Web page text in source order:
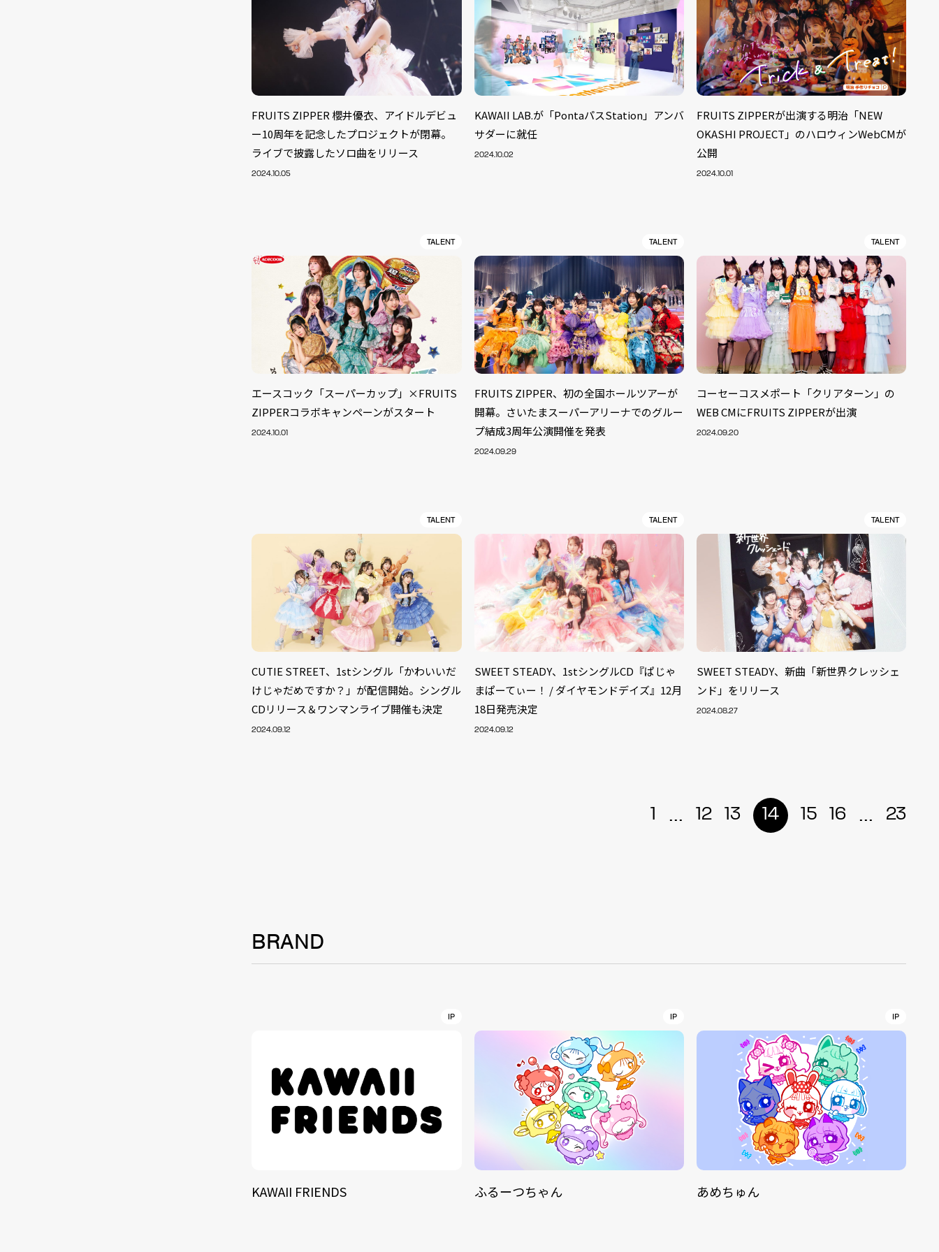
FRUITS ZIPPER 櫻井優衣、アイドルデビュ
ー10周年を記念したプロジェクトが閉幕。
ライブで披露したソロ曲をリリース
2024.10.05
KAWAII LAB.が「PontaパスStation」アンバ
サダーに就任
2024.10.02
FRUITS ZIPPERが出演する明治「NEW
OKASHI PROJECT」のハロウィンWebCMが
公開
2024.10.01
TALENT
エースコック「スーパーカップ」×FRUITS
ZIPPERコラボキャンペーンがスタート
2024.10.01
TALENT
FRUITS ZIPPER、初の全国ホールツアーが
開幕。さいたまスーパーアリーナでのグルー
プ結成3周年公演開催を発表
2024.09.29
TALENT
コーセーコスメポート「クリアターン」の
WEB CMにFRUITS ZIPPERが出演
2024.09.20
TALENT
CUTIE STREET、1stシングル「かわいいだ
けじゃだめですか？」が配信開始。シングル
CDリリース＆ワンマンライブ開催も決定
2024.09.12
TALENT
SWEET STEADY、1stシングルCD『ぱじゃ
まぱーてぃー！ / ダイヤモンドデイズ』12月
18日発売決定
2024.09.12
TALENT
SWEET STEADY、新曲「新世界クレッシェ
ンド」をリリース
2024.08.27
1 ... 12 13 14 15 16 ... 23
BRAND
IP
KAWAII FRIENDS
IP
ふるーつちゃん
IP
あめちゅん
NEWS
TALENT
SOLUTION
BRAND
YouTuber/TikToker4
ABOUT COMPANY PROFILE
CONTACT
ADDRESS
PHAROS Jingumae, 2-26-8 Jingumae,